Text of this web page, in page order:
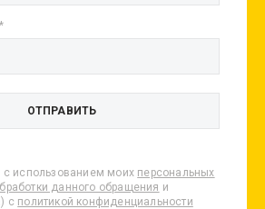
с использованием моих персональных
данного обращения и
с политикой конфиденциальности